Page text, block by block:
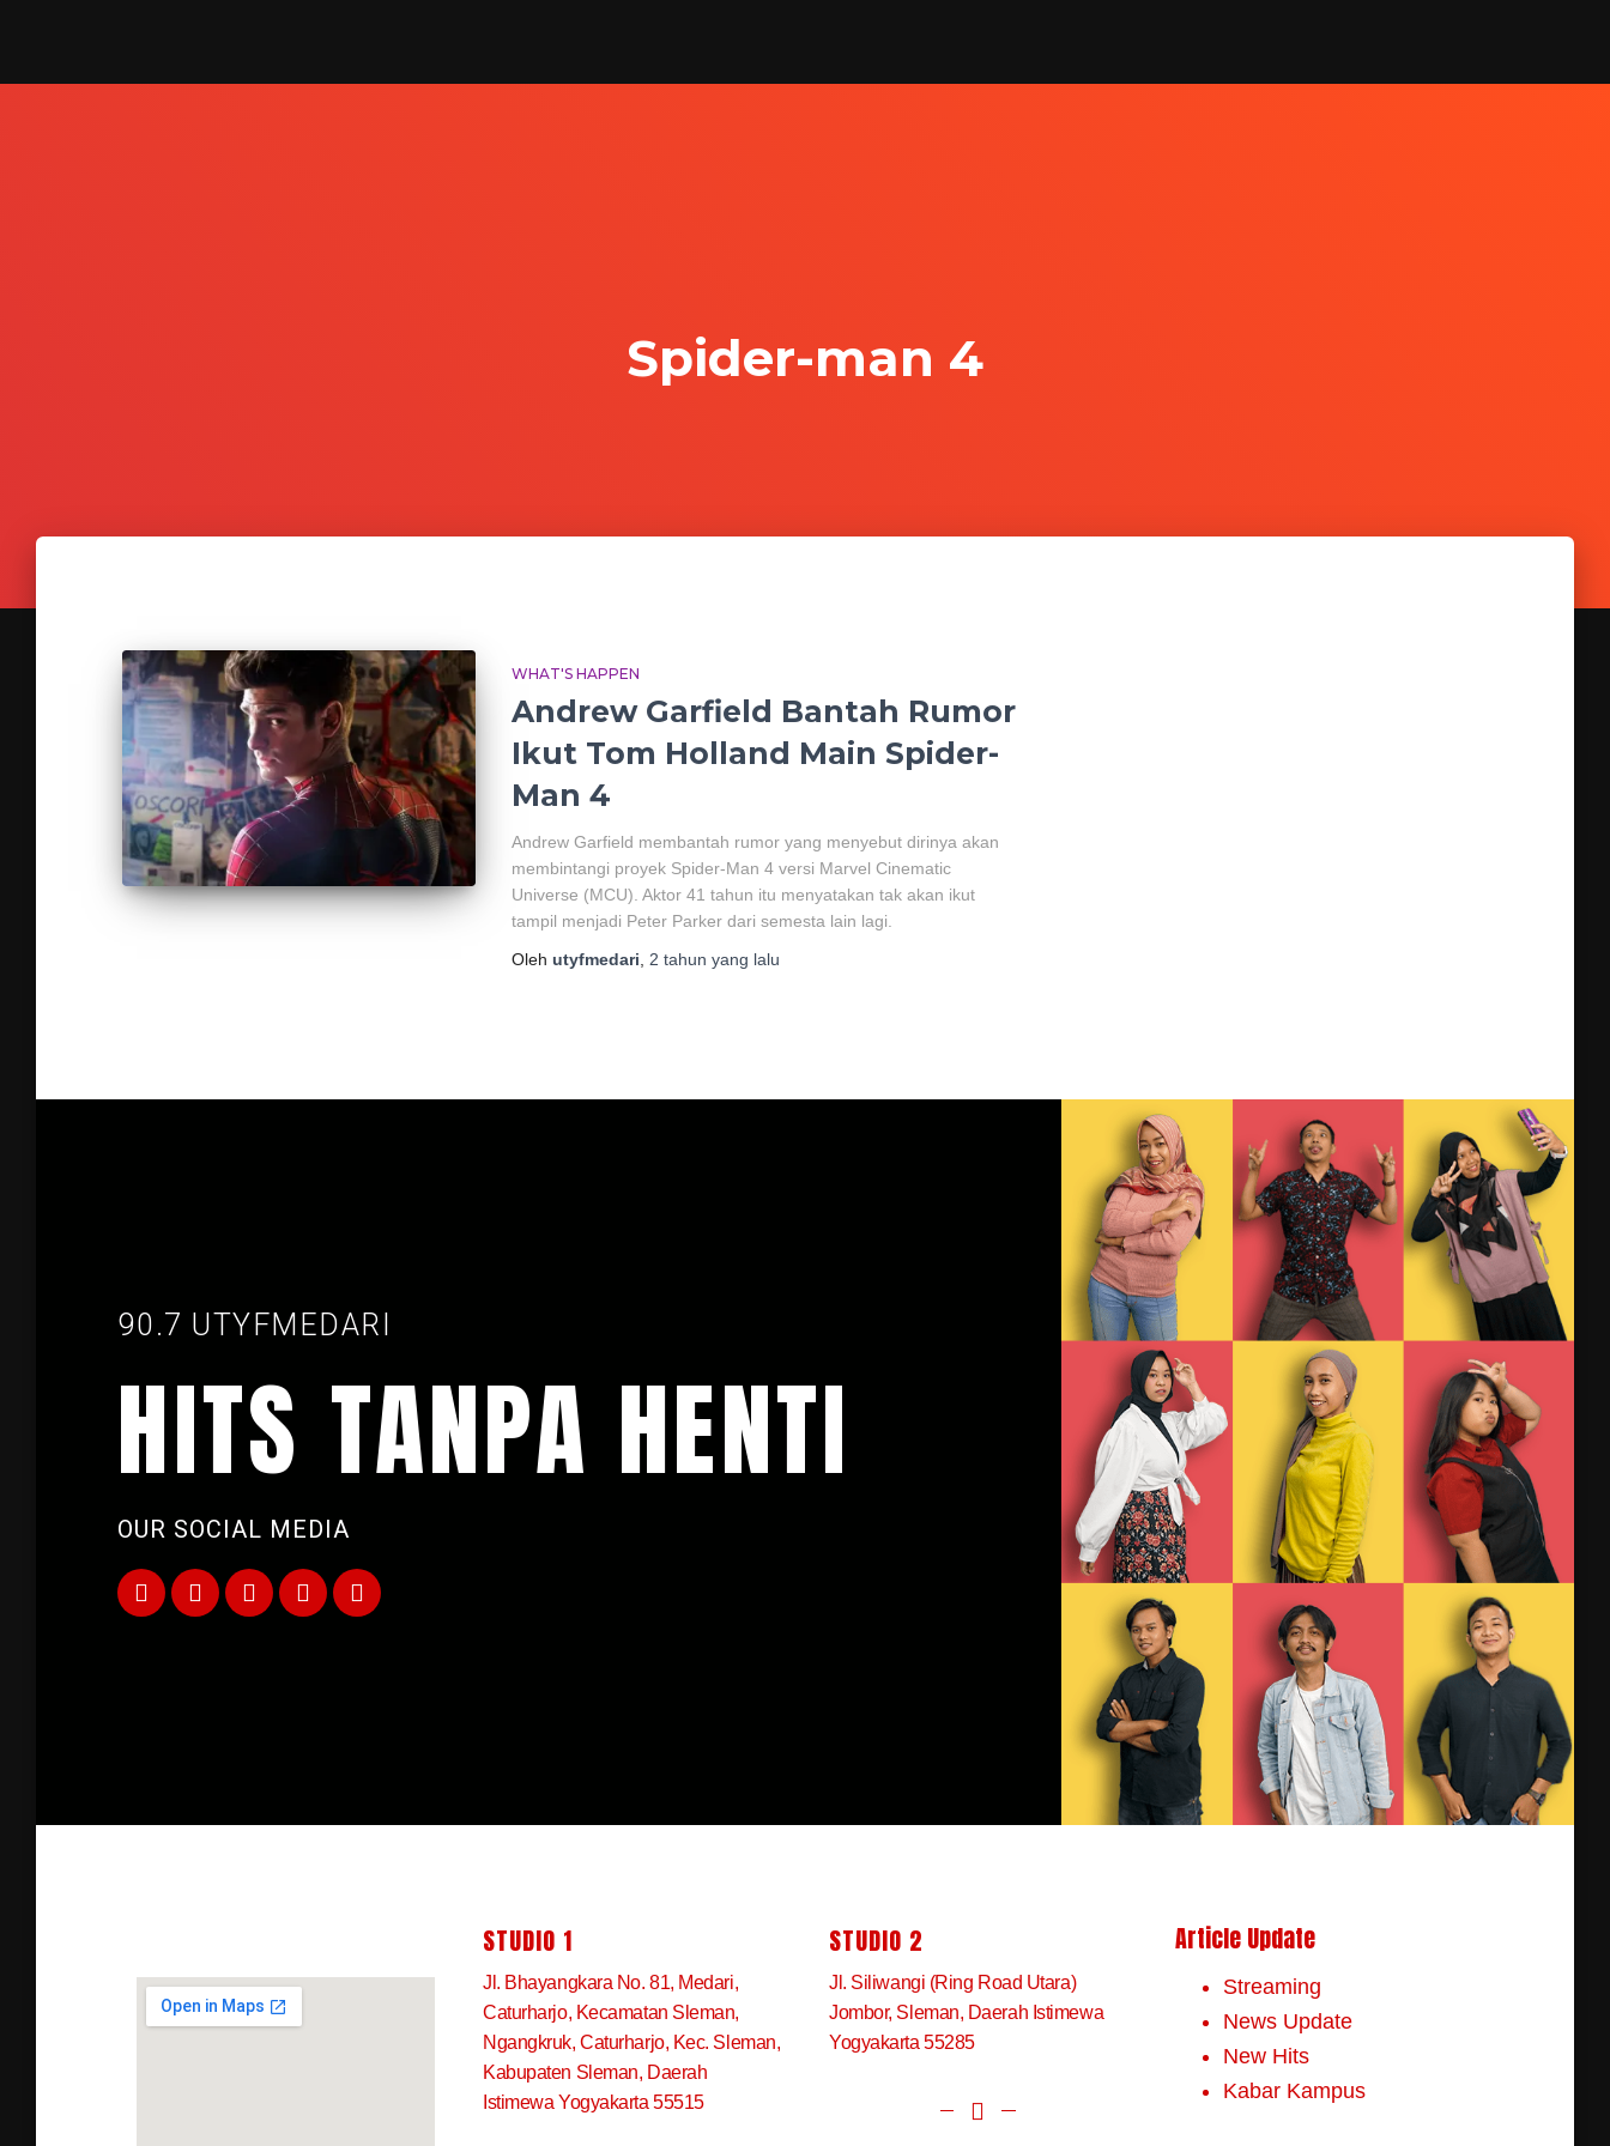
Spider-man 4
WHAT'S HAPPEN
Andrew Garfield Bantah Rumor
Ikut Tom Holland Main Spider-
Man 4
Andrew Garfield membantah rumor yang menyebut dirinya akan
membintangi proyek Spider-Man 4 versi Marvel Cinematic
Universe (MCU). Aktor 41 tahun itu menyatakan tak akan ikut
tampil menjadi Peter Parker dari semesta lain lagi.
Oleh utyfmedari 2 tahun yang lalu
90.7 UTYFMEDARI
HITS TANPA HENTI
OUR SOCIAL MEDIA
STUDIO 1
Jl. Bhayangkara No. 81, Medari,
Caturharjo, Kecamatan Sleman,
Ngangkruk, Caturharjo, Kec. Sleman,
Kabupaten Sleman, Daerah
Istimewa Yogyakarta 55515
STUDIO 2
Jl. Siliwangi (Ring Road Utara)
Jombor, Sleman, Daerah Istimewa
Yogyakarta 55285
Article Update
Streaming
News Update
New Hits
Kabar Kampus